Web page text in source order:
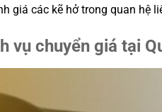
giá các kẽ hở trong quan hệ
vụ chuyển giá tại